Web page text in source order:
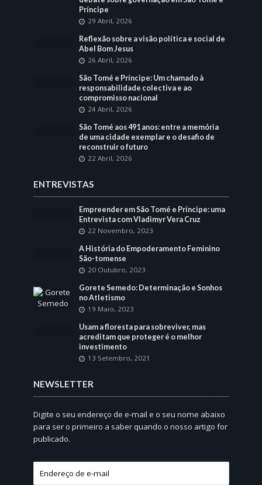
Príncipe
29 Abril, 2026
Reflexão sobre a visão política e social de
Abel Bom Jesus
26 Abril, 2026
São Tomé e Príncipe: Um chamado à
responsabilidade colectiva e ao
compromisso nacional
24 Abril, 2026
São Tomé aos 491 anos: entre a memória
de uma cidade exemplar e o desafio de
reconstruir o futuro
22 Abril, 2026
ENTREVISTAS
Empreender em São Tomé e Príncipe: uma
Entrevista com Vladimyr Vera Cruz
22 Novembro, 2023
A História do Empoderamento Feminino
São-tomense
20 Outubro, 2023
Gorete Semedo: Determinação e Sonhos
no Atletismo
19 Maio, 2023
Usam a floresta para sobreviver, mas
acreditam que proteger é o melhor
investimento
13 Setembro, 2021
NEWSLETTER
Digite o seu endereço de e-mail e o seu nome abaixo
para ser o primeiro a saber quando o nosso artigo for
publicado.